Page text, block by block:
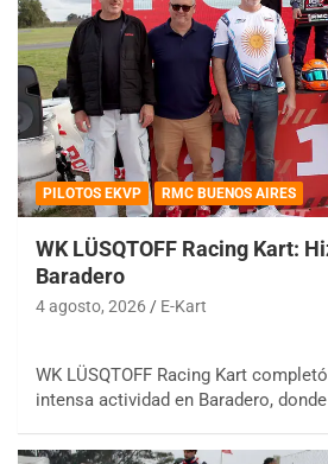
PILOTOS EKVP RMC BUENOS AIRES
WK LÜSQTOFF Racing Kart:
Baradero
4 agosto, 2026 E-Kart
WK LÜSQTOFF Racing Kart
intensa actividad en Baradero,